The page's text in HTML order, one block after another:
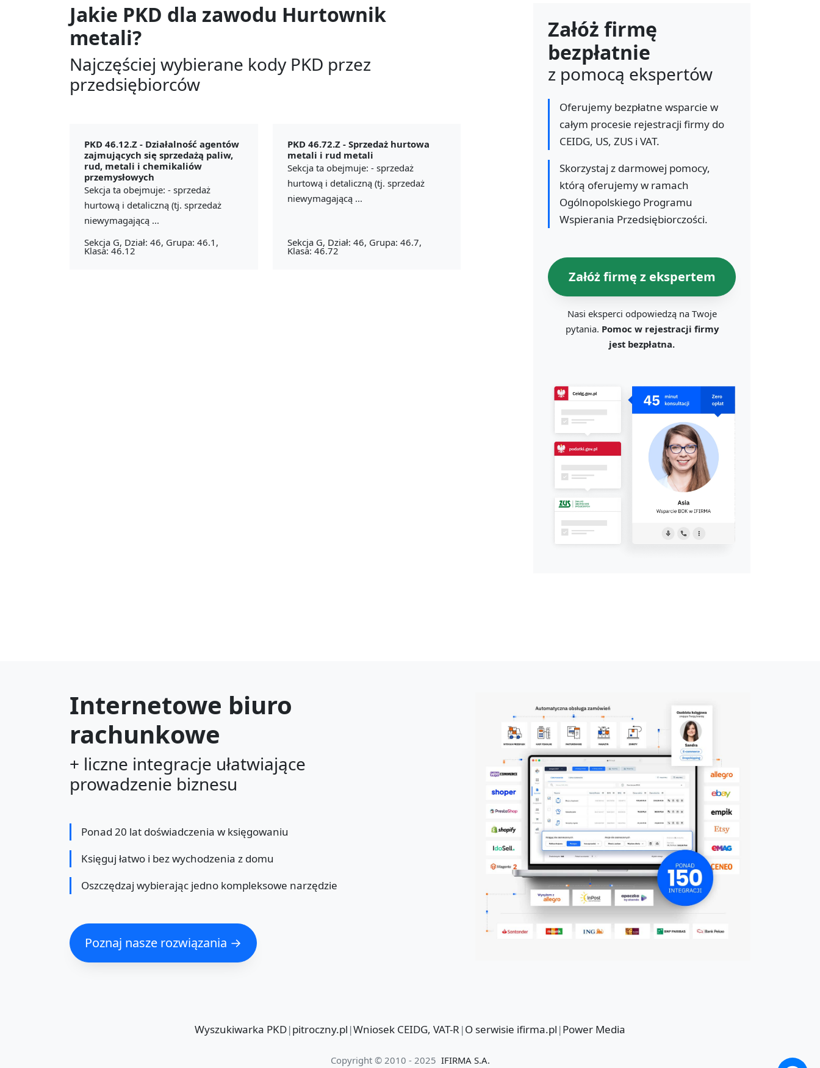
Jakie PKD dla zawodu Hurtownik
metali?
Najczęściej wybierane kody PKD przez
przedsiębiorców
PKD 46.12.Z - Działalność agentów
zajmujących się sprzedażą paliw,
rud, metali i chemikaliów
przemysłowych
Sekcja ta obejmuje: - sprzedaż
hurtową i detaliczną (tj. sprzedaż
niewymagającą ...
Sekcja G, Dział: 46, Grupa: 46.1,
Klasa: 46.12
PKD 46.72.Z - Sprzedaż hurtowa
metali i rud metali
Sekcja ta obejmuje: - sprzedaż
hurtową i detaliczną (tj. sprzedaż
niewymagającą ...
Sekcja G, Dział: 46, Grupa: 46.7,
Klasa: 46.72
Załóż firmę
bezpłatnie
z pomocą ekspertów
Oferujemy bezpłatne wsparcie w
całym procesie rejestracji firmy do
CEIDG, US, ZUS i VAT.
Skorzystaj z darmowej pomocy,
którą oferujemy w ramach
Ogólnopolskiego Programu
Wspierania Przedsiębiorczości.
Załóż firmę z ekspertem
Nasi eksperci odpowiedzą na Twoje
pytania. Pomoc w rejestracji firmy
jest bezpłatna.
Internetowe biuro
rachunkowe
+ liczne integracje ułatwiające
prowadzenie biznesu
Ponad 20 lat doświadczenia w księgowaniu
Księguj łatwo i bez wychodzenia z domu
Oszczędzaj wybierając jedno kompleksowe narzędzie
Poznaj nasze rozwiązania →
Wyszukiwarka PKD|pitroczny.pl |Wniosek CEIDG, VAT-R |O serwisie ifirma.pl |Power Media
Copyright © 2010 - 2025 IFIRMA S.A.